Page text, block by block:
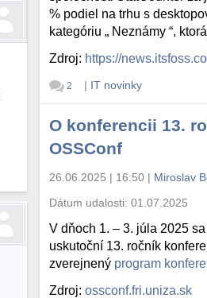
% podiel na trhu s
kategóriu „ Neznámy “,
Zdroj: https://
2 | IT novinky
O konferencii 13.
OSSConf
26.06.2025 | 16:50 | Miroslav
Dátum udalosti:01.07.2025
V dňoch 1. – 3. júla 2025
uskutoční 13. ročník
zverejnený program
Zdroj:ossconf.fri.uniza.sk